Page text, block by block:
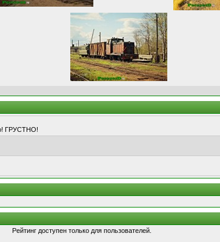
ГРУСТНО!
Рейтинг доступен только для пользователей.